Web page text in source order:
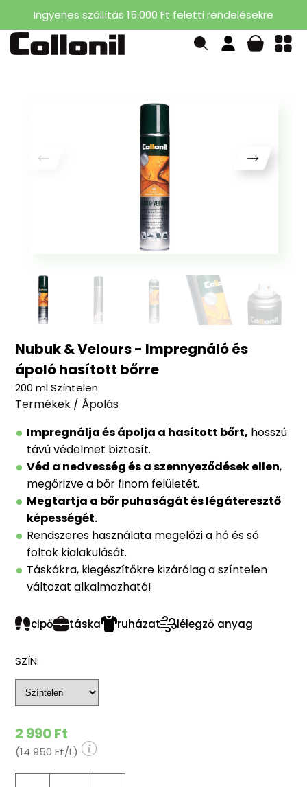
Ingyenes szállítás 15.000 Ft feletti rendelésekre
Nubuk & Velours - Impregnáló és
ápoló hasított bőrre
200 ml Színtelen
Termékek / Ápolás
Impregnálja és ápolja a hasított bőrt, hosszú
távú védelmet biztosít.
Véd a nedvesség és a szennyeződések ellen,
megőrizve a bőr finom felületét.
Megtartja a bőr puhaságát és légáteresztő
képességét.
Rendszeres használata megelőzi a hó és só
foltok kialakulását.
Táskákra, kiegészítőkre kizárólag a színtelen
változat alkalmazható!
cipő táska ruházat lélegző anyag
SZÍN:
2 990 Ft
(14 950 Ft/L)